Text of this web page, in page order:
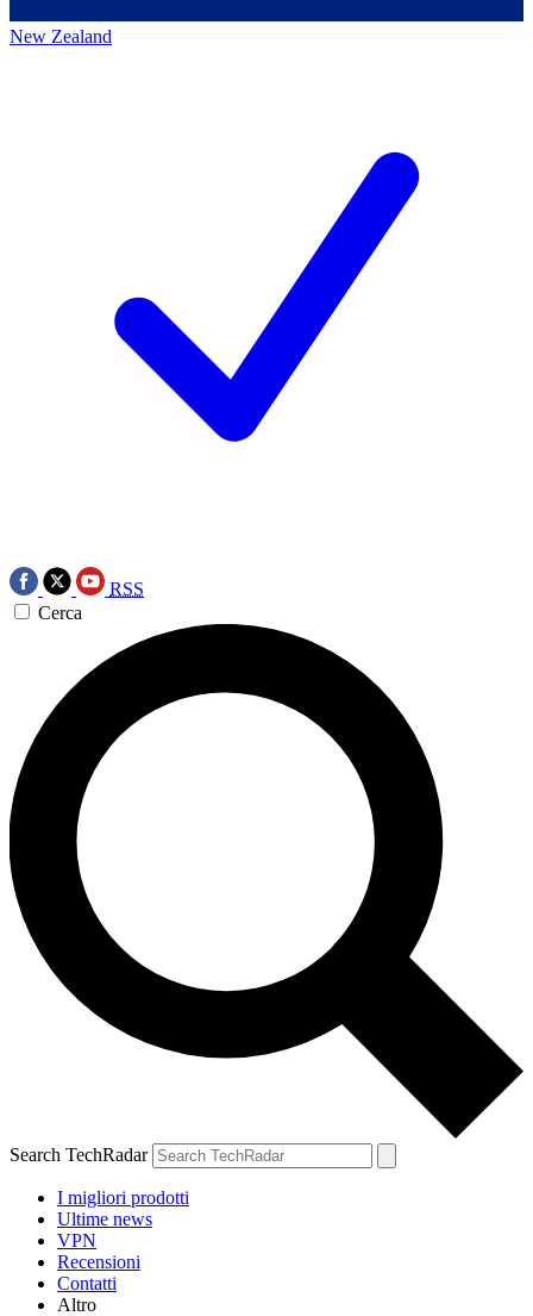
New Zealand
RSS
Cerca
Search TechRadar
I migliori prodotti
Ultime news
VPN
Recensioni
Contatti
Altro